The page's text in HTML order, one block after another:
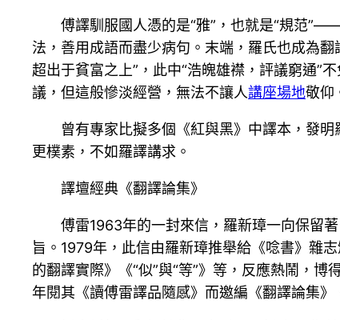
傅譯馴服國人憑的是“雅”，也就是“規范
法，善用成語而盡少病句。末端，羅氏也成為
超出于貧富之上”，此中“浩魄雄襟，評議窮通”
議，但這般慘淡經營，無法不讓人講座場地敬仰
曾有專家比擬多個《紅與黑》中譯本，發
更樸素，不如羅譯講求。
譯壇經典《翻譯論集》
傅雷1963年的一封來信，羅新璋一向保留
旨。1979年，此信由羅新璋推舉給《唸書》雜
的翻譯實際》《“似”與“等”》等，反應熱鬧，
年閱其《讀傅雷譯品隨感》而邀編《翻譯論集